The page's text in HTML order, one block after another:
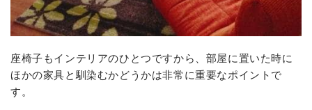
座椅子もインテリアのひとつですから、部屋に置いた時に
ほかの家具と馴染むかどうかは非常に重要なポイントで
す。